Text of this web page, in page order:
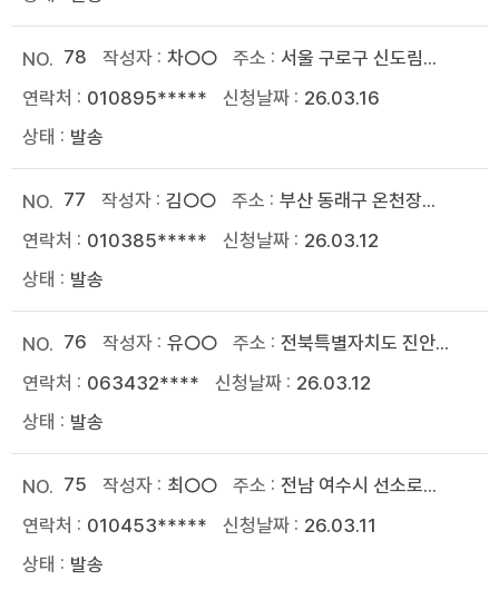
78 차○○
서울 구로구 신도림...
010895*****
26.03.16
발송
77 김○○
부산 동래구 온천장...
010385*****
26.03.12
발송
76 유○○
전북특별자치도 진안...
063432****
26.03.12
발송
75 최○○
전남 여수시 선소로...
010453*****
26.03.11
발송